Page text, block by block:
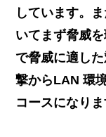
しています。
いてまず脅威
で脅威に適し
撃からLAN 環
コースになりま